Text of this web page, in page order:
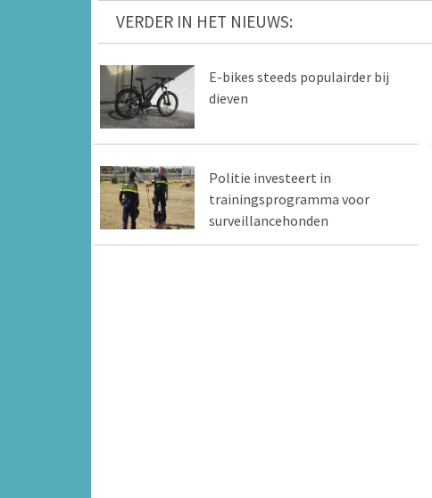
VERDER IN HET NIEUWS:
E-bikes steeds populairder bij
dieven
Politie investeert in
trainingsprogramma voor
surveillancehonden